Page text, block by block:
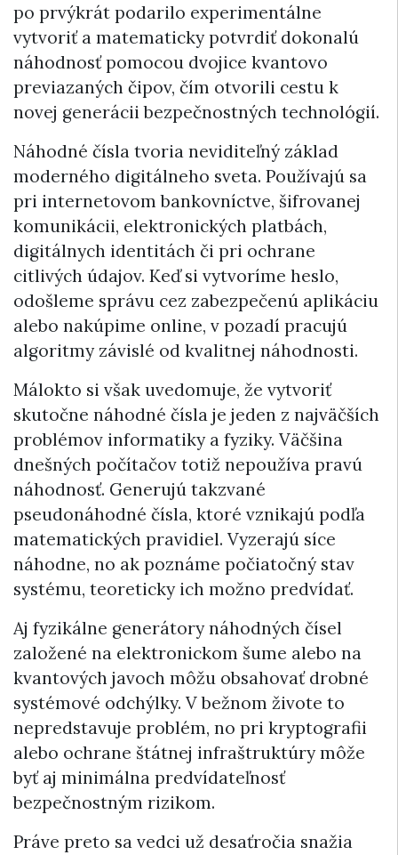
po prvýkrát podarilo experimentálne
vytvoriť a matematicky potvrdiť dokonalú
náhodnosť pomocou dvojice kvantovo
previazaných čipov, čím otvorili cestu k
novej generácii bezpečnostných technológií.
Náhodné čísla tvoria neviditeľný základ
moderného digitálneho sveta. Používajú sa
pri internetovom bankovníctve, šifrovanej
komunikácii, elektronických platbách,
digitálnych identitách či pri ochrane
citlivých údajov. Keď si vytvoríme heslo,
odošleme správu cez zabezpečenú aplikáciu
alebo nakúpime online, v pozadí pracujú
algoritmy závislé od kvalitnej náhodnosti.
Málokto si však uvedomuje, že vytvoriť
skutočne náhodné čísla je jeden z najväčších
problémov informatiky a fyziky. Väčšina
dnešných počítačov totiž nepoužíva pravú
náhodnosť. Generujú takzvané
pseudonáhodné čísla, ktoré vznikajú podľa
matematických pravidiel. Vyzerajú síce
náhodne, no ak poznáme počiatočný stav
systému, teoreticky ich možno predvídať.
Aj fyzikálne generátory náhodných čísel
založené na elektronickom šume alebo na
kvantových javoch môžu obsahovať drobné
systémové odchýlky. V bežnom živote to
nepredstavuje problém, no pri kryptografii
alebo ochrane štátnej infraštruktúry môže
byť aj minimálna predvídateľnosť
bezpečnostným rizikom.
Práve preto sa vedci už desaťročia snažia